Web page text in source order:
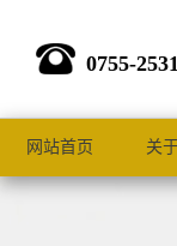
0755-
网站首页 关